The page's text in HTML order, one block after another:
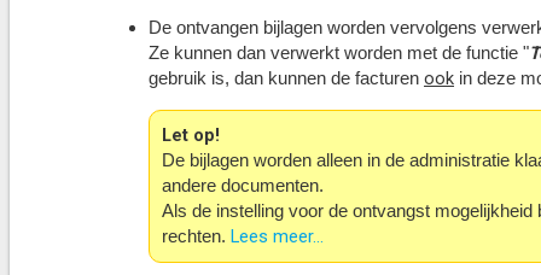
De ontvangen bijlagen worden vervolgens
Ze kunnen dan verwerkt worden met de functie "
gebruik is, dan kunnen de facturen ook in deze
Let op!
De bijlagen worden alleen in de administratie
andere documenten.
Als de instelling voor de ontvangst
rechten. Lees meer...